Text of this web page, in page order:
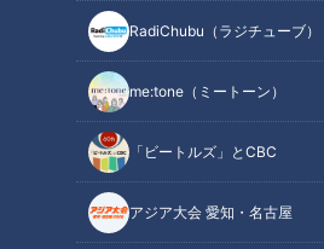
RadiChubu（ラジチューブ）
me:tone（ミートーン）
「ビートルズ」とCBC
アジア大会 愛知・名古屋
２０年ぶりのリーグ優勝に沸く
近藤の魅力「野武士野球」
江川をも打ち砕いた打線
オススメ関連コンテンツ
巨人の名将が名古屋へ